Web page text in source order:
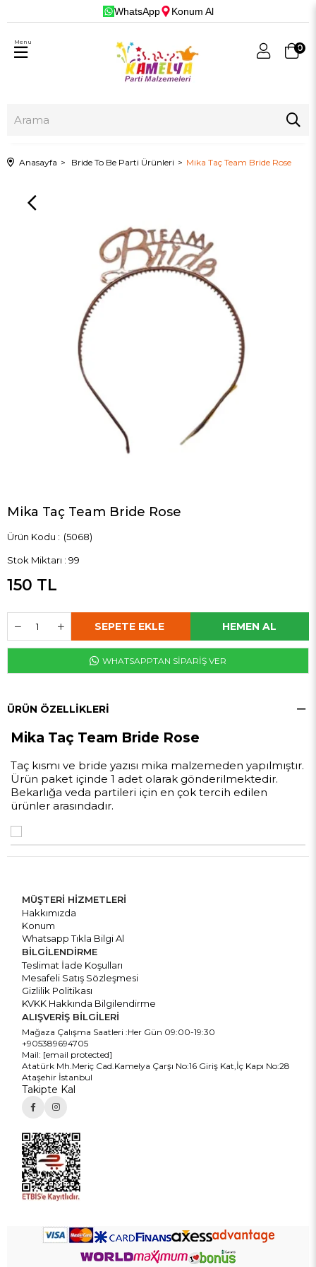
WhatsApp Konum Al
0
Menu
Anasayfa Bride To Be Parti Ürünleri Mika Taç Team Bride Rose
Mika Taç Team Bride Rose
(5068)
Stok Miktarı : 99
150 TL
WHATSAPPTAN SİPARİŞ VER
ÜRÜN ÖZELLIKLERI
Mika Taç Team Bride Rose
Taç kısmı ve bride yazısı mika malzemeden yapılmıştır.
Ürün paket içinde 1 adet olarak gönderilmektedir.
Bekarlığa veda partileri için en çok tercih edilen
ürünler arasındadır.
MÜŞTERİ HİZMETLERİ
Hakkımızda
Konum
Whatsapp Tıkla Bilgi Al
BİLGİLENDİRME
Teslimat İade Koşulları
Mesafeli Satış Sözleşmesi
Gizlilik Politikası
KVKK Hakkında Bilgilendirme
ALIŞVERİŞ BİLGİLERİ
Mağaza Çalışma Saatleri :Her Gün 09:00-19:30
+905389694705
Mail: [email protected]
Atatürk Mh.Meriç Cad.Kamelya Çarşı No:16 Giriş Kat,İç Kapı No:28
Ataşehir İstanbul
Takipte Kal